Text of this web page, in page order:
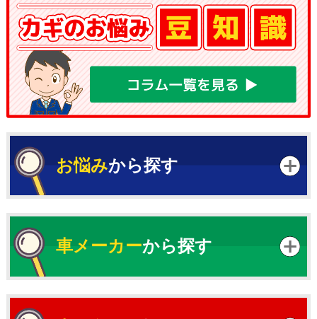
お悩みから探す
車メーカーから探す